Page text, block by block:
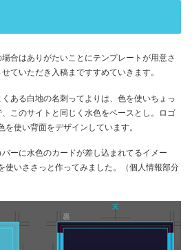
合はありがたいことにテンプレートが用意さ
ていただき入稿まですすめていきます。
ある白地の名刺ってよりは、色を使いちょっ
このサイトと同じく水色をベースとし。ロゴ
を使い背面をデザインしています。
ーに水色のカードが差し込まれてるイメー
いささっと作ってみました。（個人情報部分